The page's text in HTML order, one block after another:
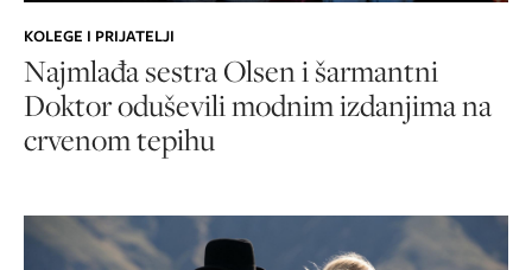
KOLEGE I PRIJATELJI
Najmlađa sestra Olsen i šarmantni
Doktor oduševili modnim izdanjima na
crvenom tepihu